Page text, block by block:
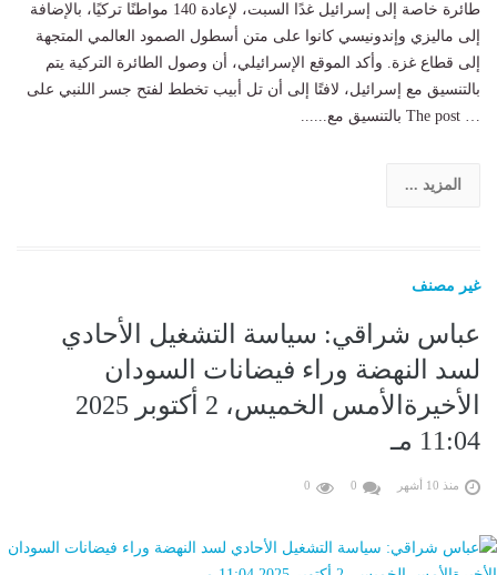
طائرة خاصة إلى إسرائيل غدًا السبت، لإعادة 140 مواطنًا تركيًا، بالإضافة
إلى ماليزي وإندونيسي كانوا على متن أسطول الصمود العالمي المتجهة
إلى قطاع غزة. وأكد الموقع الإسرائيلي، أن وصول الطائرة التركية يتم
بالتنسيق مع إسرائيل، لافتًا إلى أن تل أبيب تخطط لفتح جسر اللنبي على
… The post بالتنسيق مع......
المزيد ...
غير مصنف
عباس شراقي: سياسة التشغيل الأحادي
لسد النهضة وراء فيضانات السودان
الأخيرةالأمس الخميس، 2 أكتوبر 2025
11:04 مـ
منذ 10 أشهر 0
0